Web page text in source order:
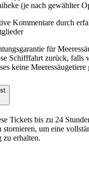
(je nach gewählter
Kommentare durch
für
Schifffahrt zurück, falls
keine
Tickets bis zu 24
stornieren, um eine
zu erhalten.